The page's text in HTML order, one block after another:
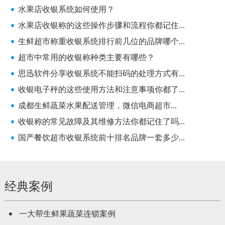
水果店收银系统如何使用？
水果店收银称的这些操作步骤和流程你都记住...
生鲜超市称重收银系统排行前几位的品牌哪个...
超市中常用的收银称种类主要有哪些？
思迅软件分享收银系统不能扫码的处理方式有...
收银电子秤的这些使用方法和注意事项你都了...
成都生鲜蔬菜水果配送管理，微信电商超市...
收银称的常见故障及其维修方法你都记住了吗...
国产餐饮超市收银系统前十排名品牌一套多少...
经典案例
一大帮生鲜果蔬菜连锁案例